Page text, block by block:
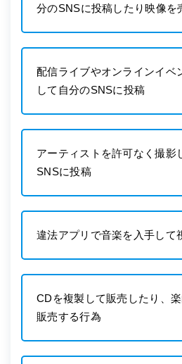
分のSNSに投稿したり映像を
配信ライブやオンラインイベ
して自分のSNSに投稿
アーティストを許可なく撮影
SNSに投稿
違法アプリで音楽を入手して
CDを複製して販売したり、
販売する行為